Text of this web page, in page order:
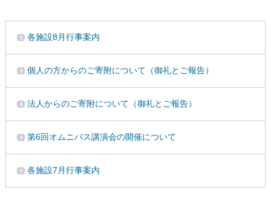
各施設8月行事案内
個人の方からのご寄附について（御礼とご報告）
法人からのご寄附について（御礼とご報告）
第6回オムニバス講演会の開催について
各施設7月行事案内